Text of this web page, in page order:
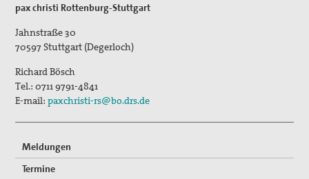
Menschenrechte
Spenden
Mitglied werden
Suche
pax christi Rottenburg-Stuttgart
Jahnstraße 30
70597 Stuttgart (Degerloch)
Richard Bösch
Tel.:0711 9791-4841
E-mail:paxchristi-rs@bo.drs.de
Meldungen
Termine